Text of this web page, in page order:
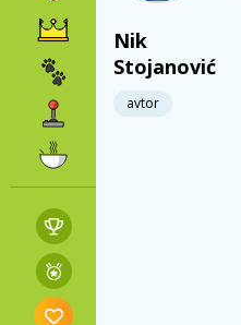
Nik
Stojanović
avtor